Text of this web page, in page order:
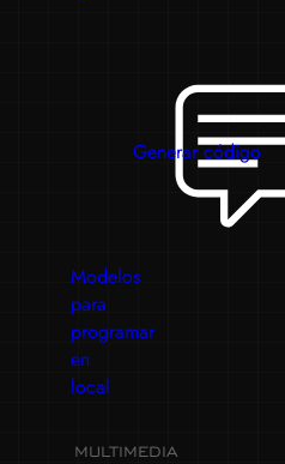
Generar código
Modelos
para
programar
en
local
MULTIMEDIA